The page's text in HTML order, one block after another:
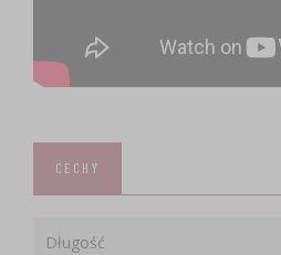
CECHY
Długość